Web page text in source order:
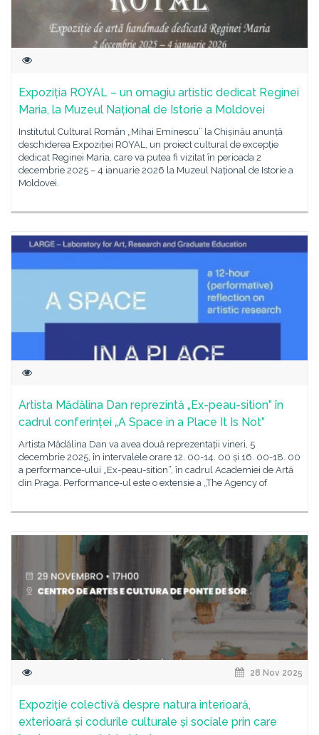
Expoziția ROYAL – un omagiu artistic dedicat Reginei
Maria, la Muzeul Național de Istorie a Moldovei
Institutul Cultural Român „Mihai Eminescu” la Chișinău anunță
deschiderea Expoziției ROYAL, un proiect cultural de excepție
dedicat Reginei Maria, care va putea fi vizitat în perioada 2
decembrie 2025 – 4 ianuarie 2026 la Muzeul Național de Istorie a
Moldovei.
Artista Mădălina Dan reprezintă „Ex-peau-sition” în
cadrul conferinței „A Space in a Place It Is Not”
Artista Mădălina Dan va avea două reprezentații vineri, 5
decembrie 2025, în intervalele orare 12. 00-14. 00 și 16. 00-18. 00
a performance-ului „Ex-peau-sition”, în cadrul Academiei de Artă
din Praga. Performance-ul este o extensie a „The Agency of
28 Nov 2025
Expoziție colectivă despre natura interioară,
exterioară și codurile culturale și sociale prin care